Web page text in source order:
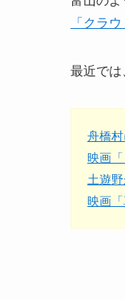
「クラ
最近では
舟橋
映画
土遊
映画